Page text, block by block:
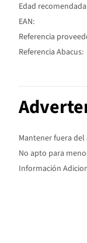
Edad
EAN:
Referencia
Referencia Abacus:
Mantener fuera
No apto para
Información